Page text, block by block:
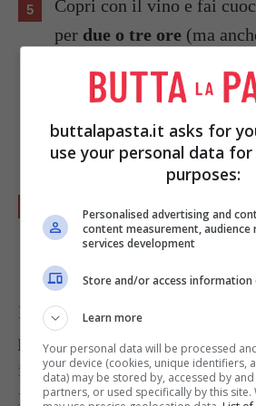
Copri con il vino e fai
per due o tre ore (ma
occorrerà girare gli
aggiungere altro vino se il
eccessivamente.
quasi ultimata si può
po’ di pepe.
Il peposo può essere
pane toscano abbrustolito,
individuali.
Foto di DonatellaCinelli
buttalapasta.it asks for
use your personal data
purposes:
Personalised advertising and
content measurement, audience
services development
Store and/or access information
Learn more
Your personal data will be processed
your device (cookies, unique identifiers,
data) may be stored by, accessed by
partners, or used specifically by this